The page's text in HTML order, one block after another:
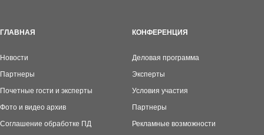
ГЛАВНАЯ
Новости
Партнеры
Почетные гости и эксперты
Фото и видео архив
Соглашение обработке ПД
КОНФЕРЕНЦИЯ
Деловая программа
Эксперты
Условия участия
Партнеры
Рекламные возможности